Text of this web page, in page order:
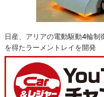
日産、アリアの電動駆動4輪
を得たラーメントレイを開発